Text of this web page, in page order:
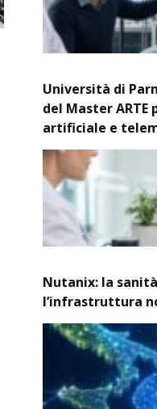
Università di
del Master
artificiale e
Nutanix: la
l’infrastruttura